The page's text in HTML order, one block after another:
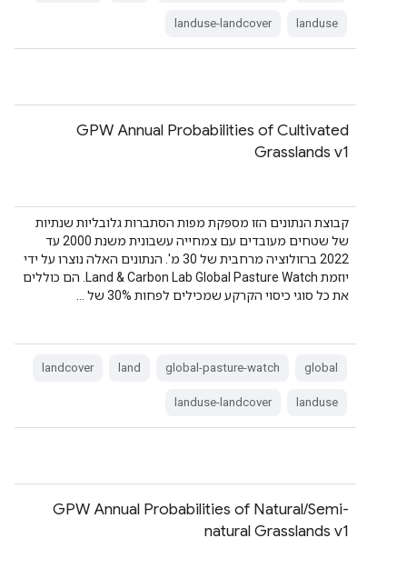
landuse
landuse-landcover
GPW Annual Probabilities of Cultivated
Grasslands v1
קבוצת הנתונים הזו מספקת מפות הסתברות גלובליות שנתיות
של שטחים מעובדים עם צמחייה עשבונית משנת 2000 עד
2022 ברזולוציה מרחבית של 30 מ'. הנתונים האלה נוצרו על ידי
יוזמת Land & Carbon Lab Global Pasture Watch. הם כוללים
את כל סוגי כיסוי הקרקע שמכילים לפחות 30% של …
global
global-pasture-watch
land
landcover
landuse
landuse-landcover
GPW Annual Probabilities of Natural/Semi-
natural Grasslands v1